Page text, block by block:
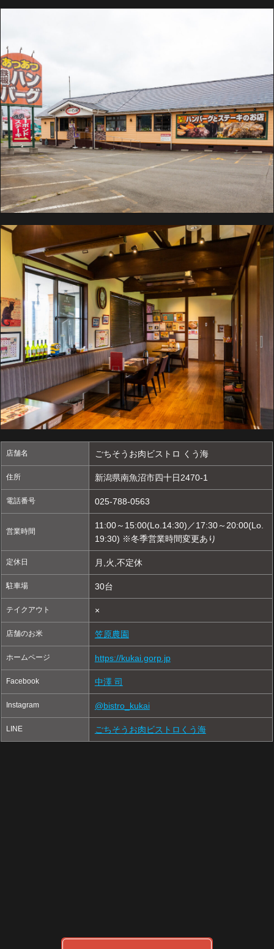
店舗名 ごちそうお肉ビストロ くう海
住所 新潟県南魚沼市四十日2470-1
電話番号 025-788-0563
営業時間
11:00～15:00(Lo.14:30)／17:30～20:00(Lo.
19:30) ※冬季営業時間変更あり
定休日 月,火,不定休
駐車場 30台
テイクアウト ×
店舗のお米 笠原農園
ホームページ https://kukai.gorp.jp
Facebook 中澤 司
Instagram @bistro_kukai
LINE ごちそうお肉ビストロくう海